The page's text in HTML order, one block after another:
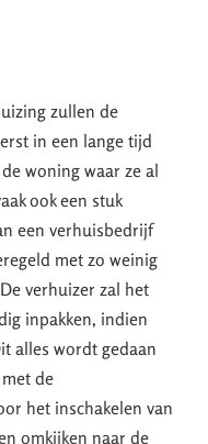
zullen de
in een lange tijd
woning waar ze al
ook een stuk
een verhuisbedrijf
met zo weinig
verhuizer zal het
inpakken, indien
alles wordt gedaan
de
het inschakelen van
omkijken naar de